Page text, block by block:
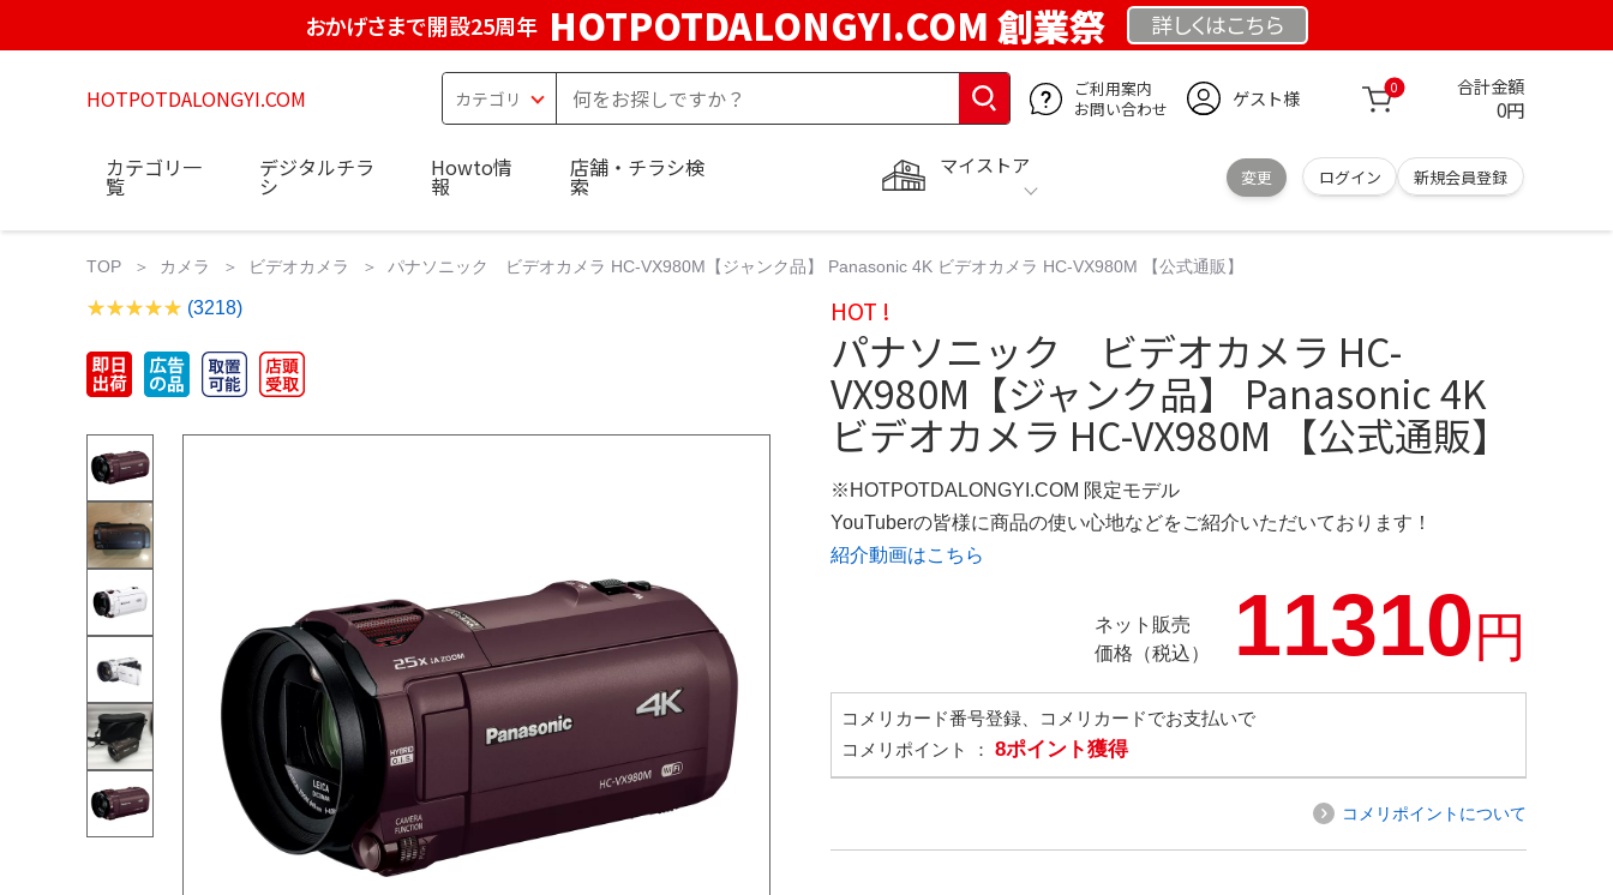
おかげさまで開設25周年 HOTPOTDALONGYI.COM 創業祭 詳しくはこちら
HOTPOTDALONGYI.COM
ご利用案内
お問い合わせ
ゲスト様 0 合計金額
0円
マイストア
変更 ログイン 新規会員登録
カテゴリ一
覧
デジタルチラ
シ
Howto情
報
店舗・チラシ検
索
TOP カメラ ビデオカメラ パナソニック ビデオカメラ HC-VX980M【ジャンク品】 Panasonic 4K ビデオカメラ HC-VX980M 【公式通販】
(3218) HOT !
パナソニック ビデオカメラ HC-
VX980M【ジャンク品】 Panasonic 4K
ビデオカメラ HC-VX980M 【公式通販】
※HOTPOTDALONGYI.COM 限定モデル
YouTuberの皆様に商品の使い心地などをご紹介いただいております！
紹介動画はこちら
ネット販売
価格（税込）
11310円
コメリカード番号登録、コメリカードでお支払いで
コメリポイント ： 8ポイント獲得
コメリポイントについて